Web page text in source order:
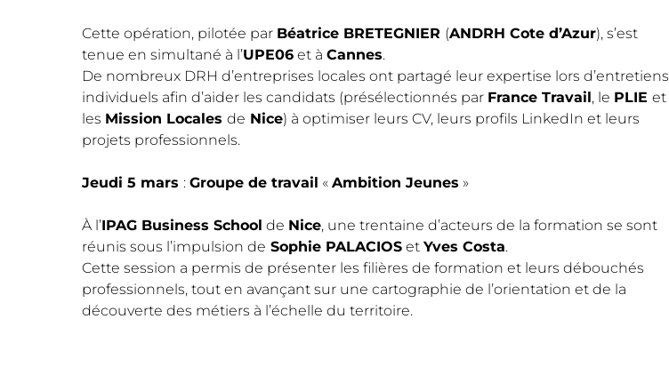
Cette opération, pilotée par Béatrice BRETEGNIER (ANDRH Cote d’Azur), s’est
tenue en simultané à l’UPE06 et à Cannes.
De nombreux DRH d’entreprises locales ont partagé leur expertise lors d’entretiens
individuels afin d’aider les candidats (présélectionnés par France Travail, le PLIE et
les Mission Locales de Nice) à optimiser leurs CV, leurs profils LinkedIn et leurs
projets professionnels.
Jeudi 5 mars : Groupe de travail « Ambition Jeunes »
À l’IPAG Business School de Nice, une trentaine d’acteurs de la formation se sont
réunis sous l’impulsion de Sophie PALACIOS et Yves Costa.
Cette session a permis de présenter les filières de formation et leurs débouchés
professionnels, tout en avançant sur une cartographie de l’orientation et de la
découverte des métiers à l’échelle du territoire.